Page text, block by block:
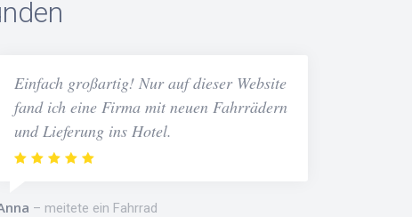
Einfach großartig! Nur auf dieser Website
fand ich eine Firma mit neuen Fahrrädern
und Lieferung ins Hotel.
meitete ein Fahrrad